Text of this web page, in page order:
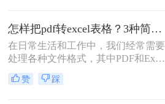
怎样把pdf转excel表格？3种简单的方法教会你！
在日常生活和工作中，我们经常需要
处理各种文件格式，其中PDF和Excel
表格是两种非常常见的格式。PDF文
件因其良好的跨平台性和不易修改性
赞 踩